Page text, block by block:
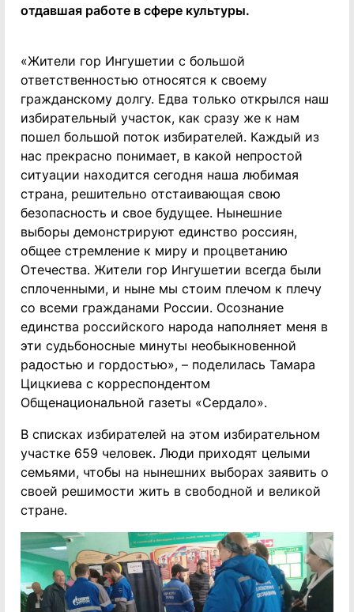
отдавшая работе в сфере культуры.
«Жители гор Ингушетии с большой
ответственностью относятся к своему
гражданскому долгу. Едва только открылся наш
избирательный участок, как сразу же к нам
пошел большой поток избирателей. Каждый из
нас прекрасно понимает, в какой непростой
ситуации находится сегодня наша любимая
страна, решительно отстаивающая свою
безопасность и свое будущее. Нынешние
выборы демонстрируют единство россиян,
общее стремление к миру и процветанию
Отечества. Жители гор Ингушетии всегда были
сплоченными, и ныне мы стоим плечом к плечу
со всеми гражданами России. Осознание
единства российского народа наполняет меня в
эти судьбоносные минуты необыкновенной
радостью и гордостью», – поделилась Тамара
Цицкиева с корреспондентом
Общенациональной газеты «Сердало».
В списках избирателей на этом избирательном
участке 659 человек. Люди приходят целыми
семьями, чтобы на нынешних выборах заявить о
своей решимости жить в свободной и великой
стране.